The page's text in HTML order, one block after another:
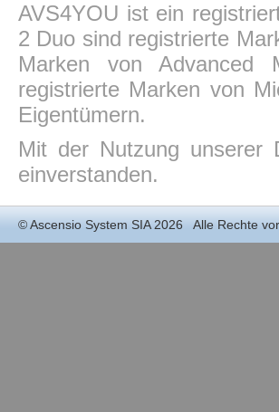
AVS4YOU ist ein
2 Duo sind registrierte
Marken von Advanced
registrierte Marken von
Eigentümern.
Mit der Nutzung unserer
einverstanden.
©Ascensio System SIA2026 Alle Rechte